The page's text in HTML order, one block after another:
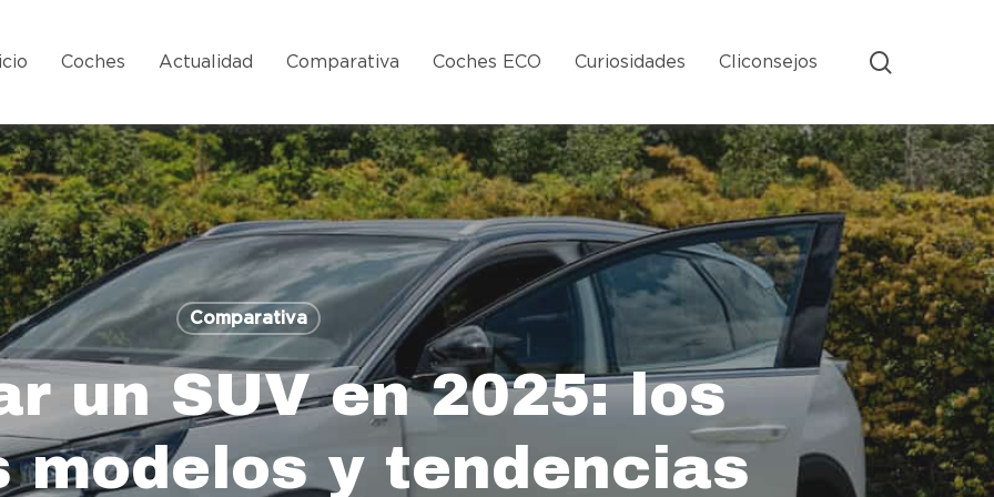
Coches Actualidad Comparativa Coches ECO Curiosidades Cliconsejos
Comparativa
un SUV en 2025: los
modelos y tendencias